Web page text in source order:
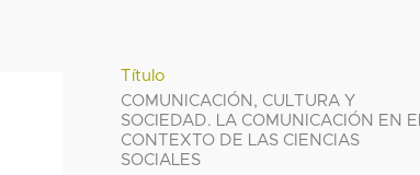
Título
COMUNICACIÓN, CULTURA Y
SOCIEDAD. LA COMUNICACIÓN EN EL
CONTEXTO DE LAS CIENCIAS
SOCIALES